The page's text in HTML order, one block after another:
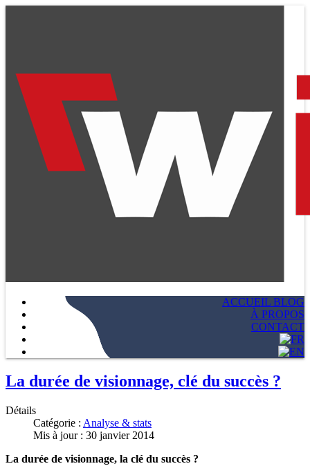
ACCUEIL BLOG
À PROPOS
CONTACT
La durée de visionnage, clé du succès ?
Détails
Catégorie : Analyse & stats
Mis à jour : 30 janvier 2014
La durée de visionnage, la clé du succès ?